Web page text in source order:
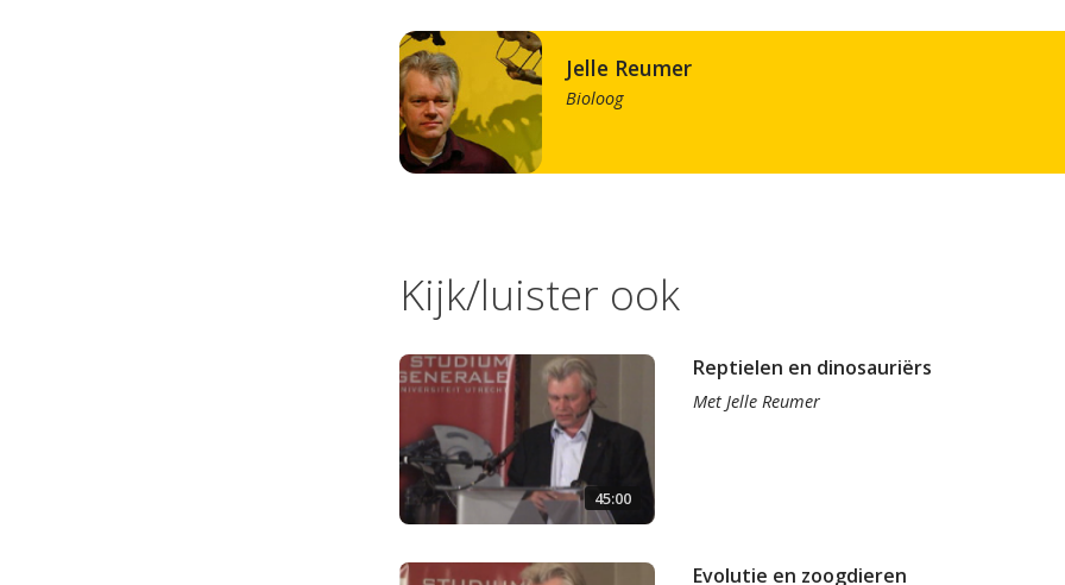
Jelle Reumer
Bioloog
Kijk/luister ook
45:00
Reptielen en dinosauriërs
Met Jelle Reumer
Evolutie en zoogdieren